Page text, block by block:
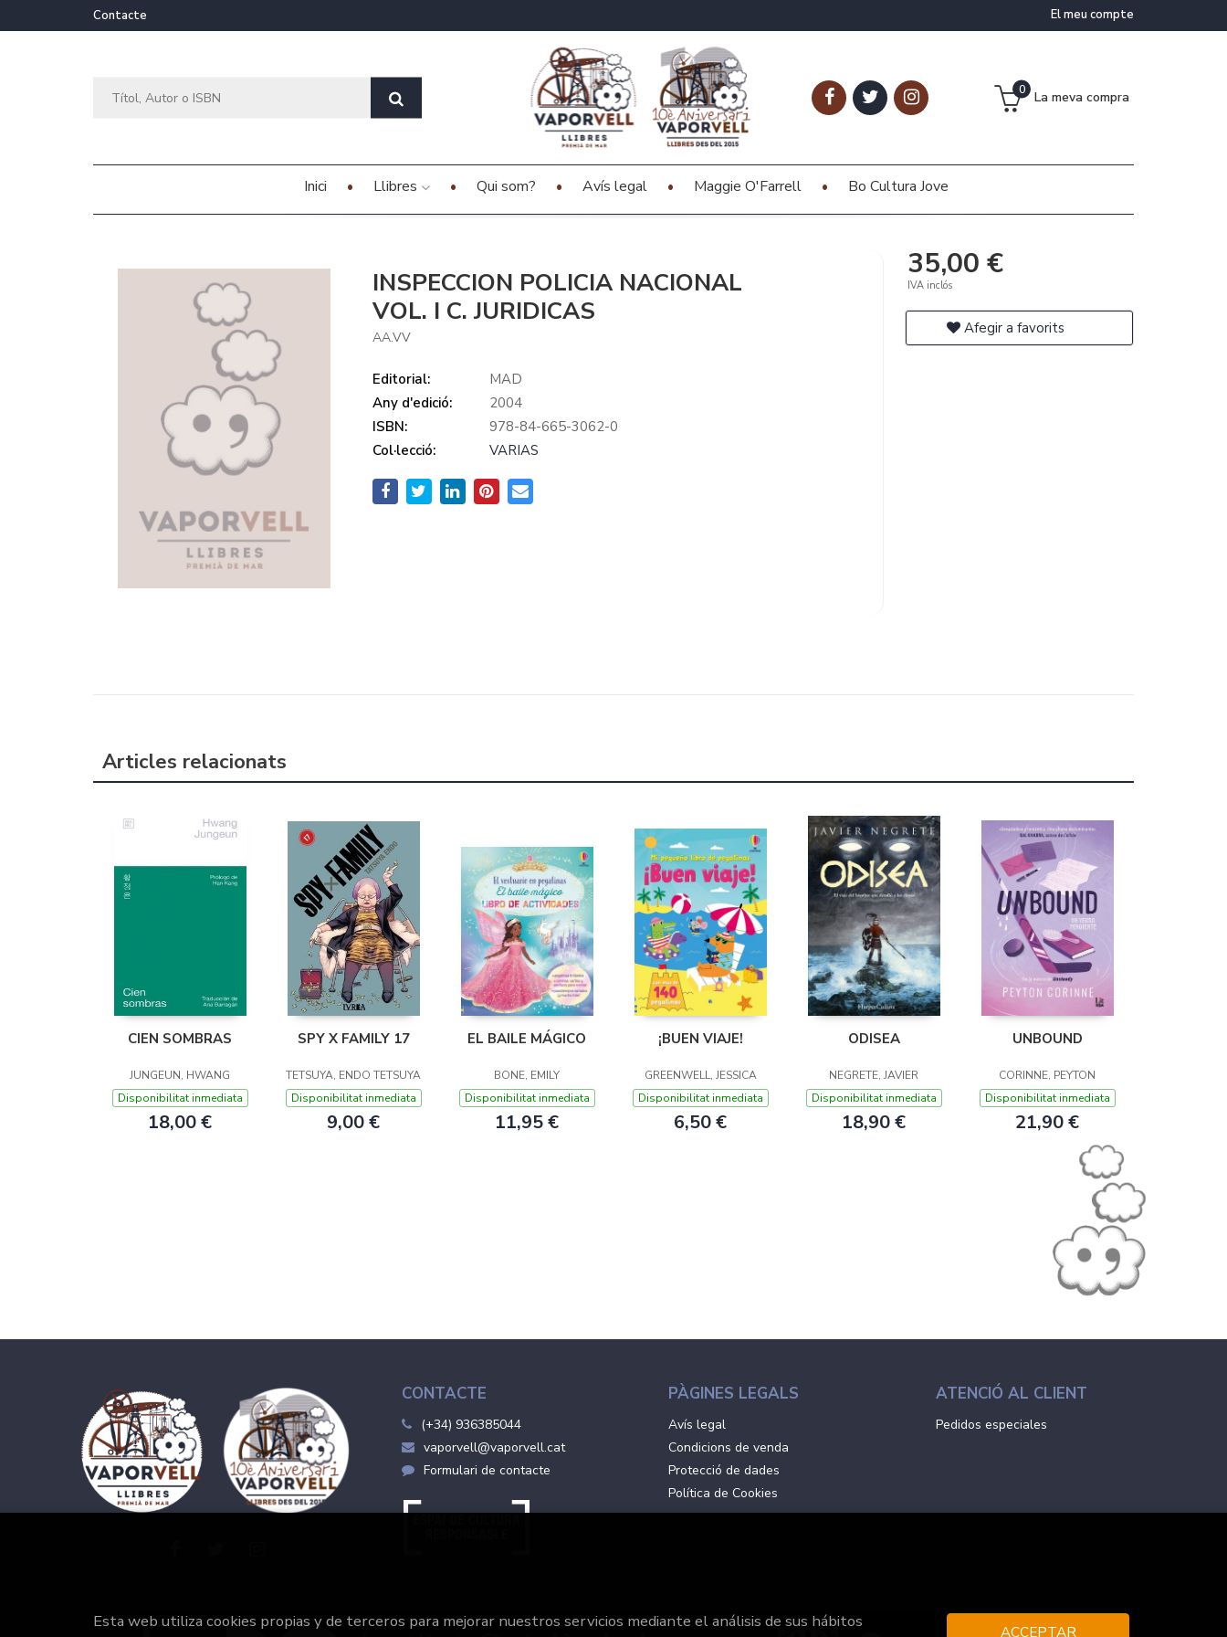
El meu compte
Contacte
La meva compra
0
Inici Llibres Qui som? Avís legal Maggie O'Farrell Bo Cultura Jove
INSPECCION POLICIA NACIONAL
VOL. I C. JURIDICAS
AA.VV
Editorial:
MAD
Any d'edició:
2004
ISBN:
978-84-665-3062-0
Col·lecció:
VARIAS
35,00 €
IVA inclós
Afegir a favorits
Articles relacionats
CIEN SOMBRAS
JUNGEUN, HWANG
Disponibilitat inmediata
18,00 €
SPY X FAMILY 17
TETSUYA, ENDO TETSUYA
Disponibilitat inmediata
9,00 €
EL BAILE MÁGICO
BONE, EMILY
Disponibilitat inmediata
11,95 €
¡BUEN VIAJE!
GREENWELL, JESSICA
Disponibilitat inmediata
6,50 €
ODISEA
NEGRETE, JAVIER
Disponibilitat inmediata
18,90 €
UNBOUND
CORINNE, PEYTON
Disponibilitat inmediata
21,90 €
CONTACTE
(+34) 936385044
vaporvell@vaporvell.cat
Formulari de contacte
PÀGINES LEGALS
Avís legal
Condicions de venda
Protecció de dades
Política de Cookies
ATENCIÓ AL CLIENT
Pedidos especiales
Esta web utiliza cookies propias y de terceros para mejorar nuestros servicios mediante el análisis de sus hábitos
ACCEPTAR